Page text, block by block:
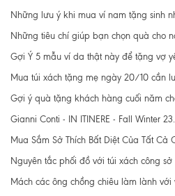
Những lưu ý khi mua ví nam tặng sinh
Những tiêu chí giúp bạn chọn quà cho
Gợi Ý 5 mẫu ví da thật này để tặng vợ
Mua túi xách tặng mẹ ngày 20/10 cần
Gợi ý quà tặng khách hàng cuối năm
Gianni Conti - IN ITINERE - Fall Winter
Mua Sắm Sở Thích Bất Diệt Của Tất Cả
Nguyên tắc phối đồ với túi xách công
Mách các ông chồng chiêu làm lành